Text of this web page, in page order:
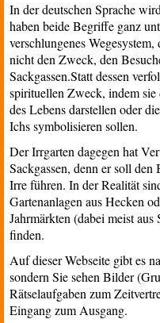
In der deutschen Sprache
haben beide Begriffe ganz
verschlungenes
nicht den Zweck, den
Sackgassen.Statt dessen
spirituellen Zweck, indem sie
des Lebens darstellen oder
Ichs symbolisieren sollen.
Der Irrgarten dagegen hat
Sackgassen, denn er soll
Irre führen. In der Realität
Gartenanlagen aus Hecken
Jahrmärkten (dabei meist
finden.
Auf dieser Webseite gibt es
sondern Sie sehen Bilder
Rätselaufgaben zum
Eingang zum Ausgang.